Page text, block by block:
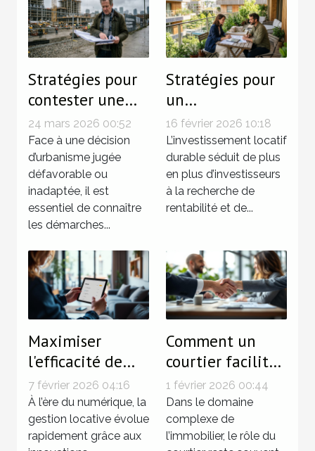
Stratégies pour
contester une
décision
d'urbanisme ?
24 mars 2026 00:52
Face à une décision
d’urbanisme jugée
défavorable ou
inadaptée, il est
essentiel de connaître
les démarches...
Stratégies pour
un
investissement
locatif durable
en 2026
16 février 2026 10:18
L’investissement locatif
durable séduit de plus
en plus d’investisseurs
à la recherche de
rentabilité et de...
Maximiser
l'efficacité de
votre gestion
locative avec les
dernières
technologies
7 février 2026 04:16
À l’ère du numérique, la
gestion locative évolue
rapidement grâce aux
Comment un
courtier facilite
les transactions
immobilières ?
1 février 2026 00:44
Dans le domaine
complexe de
l’immobilier, le rôle du